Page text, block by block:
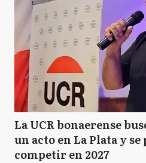
La UCR bonaerense
un acto en La Plata y
competir en 2027